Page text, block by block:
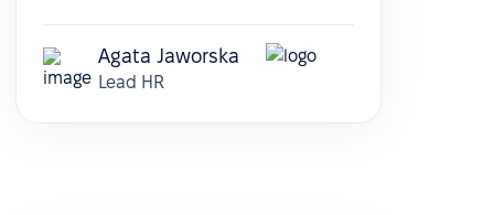
Agata Jaworska
Lead HR